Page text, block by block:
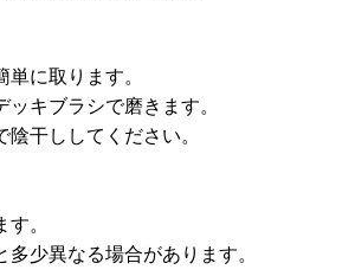
に取ります。
キブラシで磨きます。
干ししてください。
。
少異なる場合があります。